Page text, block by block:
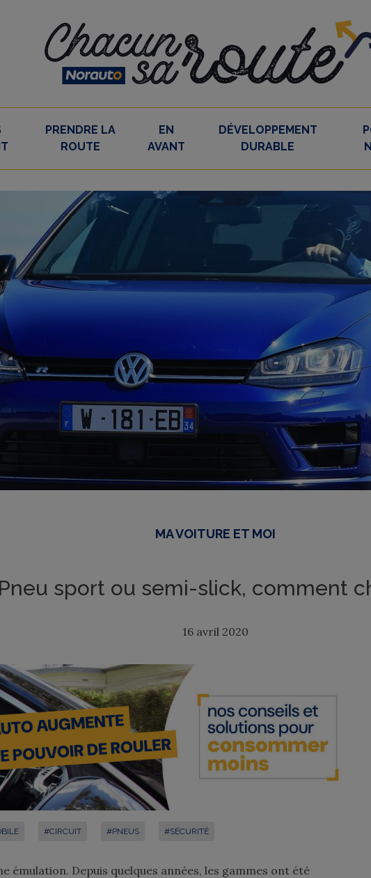
PRENDRE LA
ROUTE
EN
AVANT
DÉVELOPPEMENT
DURABLE
MA VOITURE ET MOI
Pneu sport ou semi-slick, comment
16 avril 2020
#CIRCUIT #PNEUS #SÉCURITÉ
émulation. Depuis quelques années, les gammes ont été